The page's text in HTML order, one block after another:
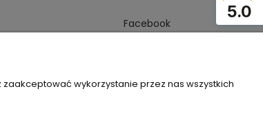
Facebook
5.0
wykorzystanie przez nas wszystkich